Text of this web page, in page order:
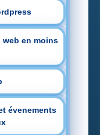
web en moins
évenements